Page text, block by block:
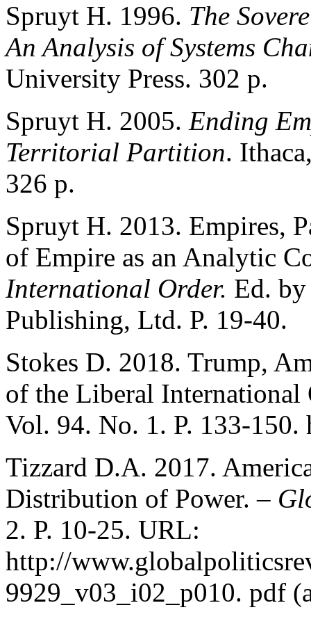
Spruyt H. 1996. The
An Analysis of Systems
University Press. 302 p.
Spruyt H. 2005. Ending
Territorial Partition.
326 p.
Spruyt H. 2013. Empires,
of Empire as an Analytic
International Order. Ed.
Publishing, Ltd. P. 19-40.
Stokes D. 2018. Trump,
of the Liberal International
Vol. 94. No. 1. P. 133-
Tizzard D.A. 2017.
Distribution of Power. –
2. P. 10-25. URL:
http://
9929_v03_i02_p010. pdf